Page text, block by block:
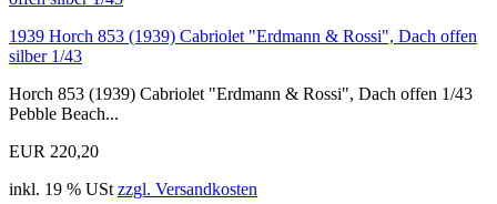
1939 Horch 853 (1939) Cabriolet "Erdmann & Rossi", Dach offen
silber 1/43
Horch 853 (1939) Cabriolet "Erdmann & Rossi", Dach offen 1/43
Pebble Beach...
EUR 220,20
inkl. 19 % USt zzgl. Versandkosten